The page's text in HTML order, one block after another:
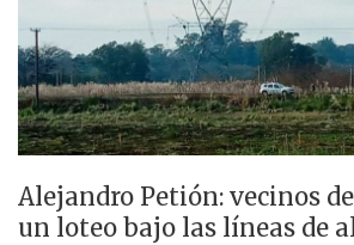
Alejandro Petión: vecinos
un loteo bajo las líneas de